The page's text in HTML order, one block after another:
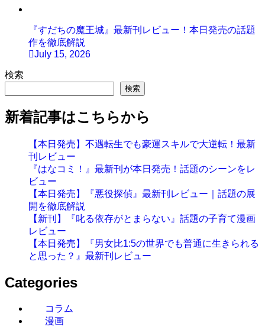
『すだちの魔王城』最新刊レビュー！本日発売の話題
作を徹底解説
July 15, 2026
検索
検索
新着記事はこちらから
【本日発売】不遇転生でも豪運スキルで大逆転！最新
刊レビュー
『はなコミ！』最新刊が本日発売！話題のシーンをレ
ビュー
【本日発売】『悪役探偵』最新刊レビュー｜話題の展
開を徹底解説
【新刊】『叱る依存がとまらない』話題の子育て漫画
レビュー
【本日発売】『男女比1:5の世界でも普通に生きられる
と思った？』最新刊レビュー
Categories
コラム
漫画